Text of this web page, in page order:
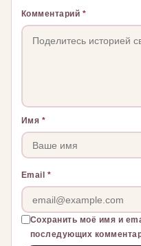
Комментарий *
Имя *
Email *
Сохранить моё имя и
последующих